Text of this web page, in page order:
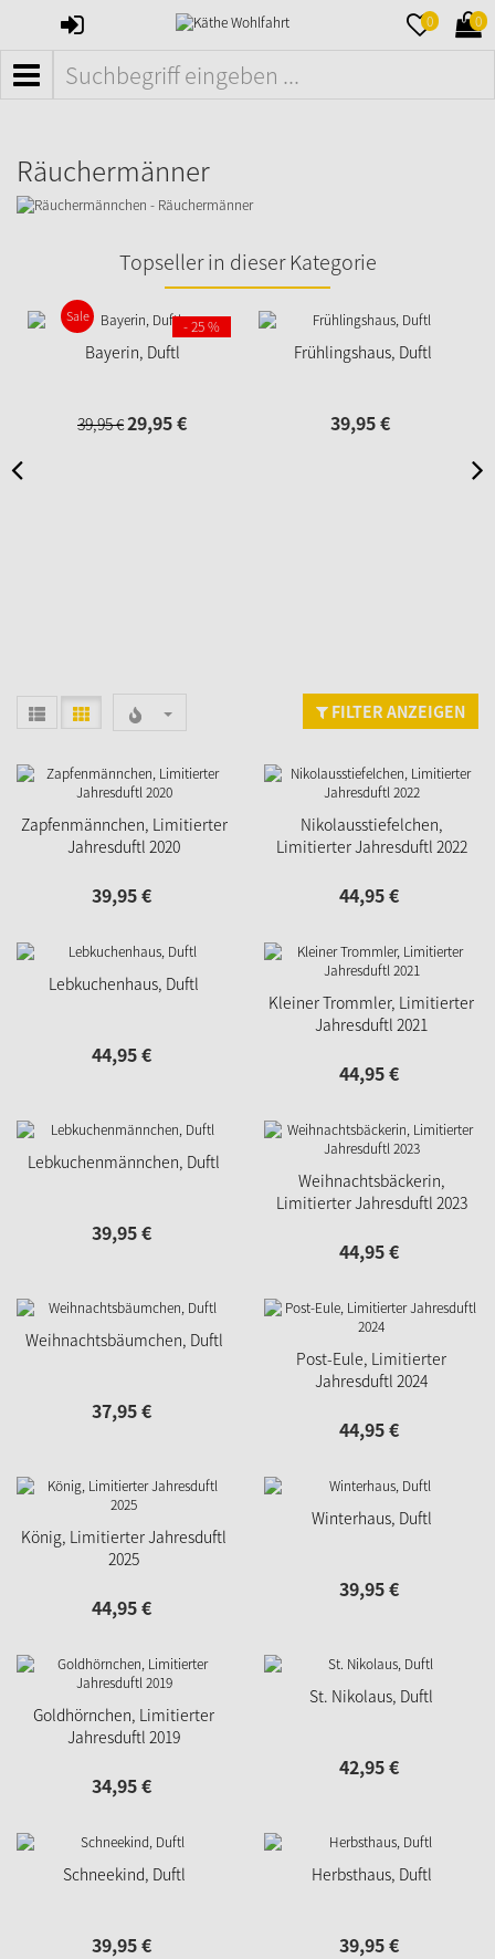
ANMELDEN 0 0
MENÜ
Räuchermänner
Topseller in dieser Kategorie
Bayerin, Duftl
Sale
39,95€29,95€
- 25 %
Frühlingshaus, Duftl
39,95€
FILTER ANZEIGEN
Zapfenmännchen, Limitierter
Jahresduftl 2020
39,95€
Nikolausstiefelchen,
Limitierter Jahresduftl 2022
44,95€
Lebkuchenhaus, Duftl
44,95€
Kleiner Trommler, Limitierter
Jahresduftl 2021
44,95€
Lebkuchenmännchen, Duftl
39,95€
Weihnachtsbäckerin,
Limitierter Jahresduftl 2023
44,95€
Weihnachtsbäumchen, Duftl
37,95€
Post-Eule, Limitierter
Jahresduftl 2024
44,95€
König, Limitierter Jahresduftl
2025
44,95€
Winterhaus, Duftl
39,95€
Goldhörnchen, Limitierter
Jahresduftl 2019
34,95€
St. Nikolaus, Duftl
42,95€
Schneekind, Duftl
39,95€
Herbsthaus, Duftl
39,95€